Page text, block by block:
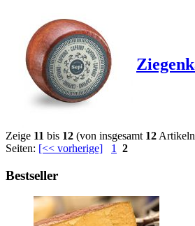
Zeige 11 bis 12 (von insgesamt 12
Seiten: [<< vorherige] 1 2
Bestseller